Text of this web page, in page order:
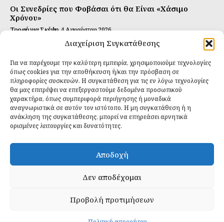
Διαχείριση Συγκατάθεσης
Για να παρέχουμε την καλύτερη εμπειρία, χρησιμοποιούμε τεχνολογίες
όπως cookies για την αποθήκευση ή/και την πρόσβαση σε
πληροφορίες συσκευών. Η συγκατάθεση για τις εν λόγω τεχνολογίες
θα μας επιτρέψει να επεξεργαστούμε δεδομένα προσωπικού
χαρακτήρα, όπως συμπεριφορά περιήγησης ή μοναδικά
αναγνωριστικά σε αυτόν τον ιστότοπο. Η μη συγκατάθεση ή η
ανάκληση της συγκατάθεσης, μπορεί να επηρεάσει αρνητικά
ορισμένες λειτουργίες και δυνατότητες.
Αποδοχή
Δεν αποδέχομαι
Προβολή προτιμήσεων
Οι Συνεδρίες που Φοβάσαι ότι θα Είναι «Χάσιμο
Χρόνου»
Τροφή για Σκέψη 4 Αυγούστου 2026
Αυτή Είναι η Συνταγή για Τέλεια Κομπούτσα
Ιδανικές Τροφές 26 Ιουλίου 2026
Εγγραφείτε
ΕΓΓΡΑΦΉ
Έχω διαβάσει και δέχομαι τηνπολιτική απορρήτου